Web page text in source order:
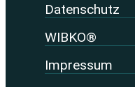
Datenschutz
WIBKO®
Impressum